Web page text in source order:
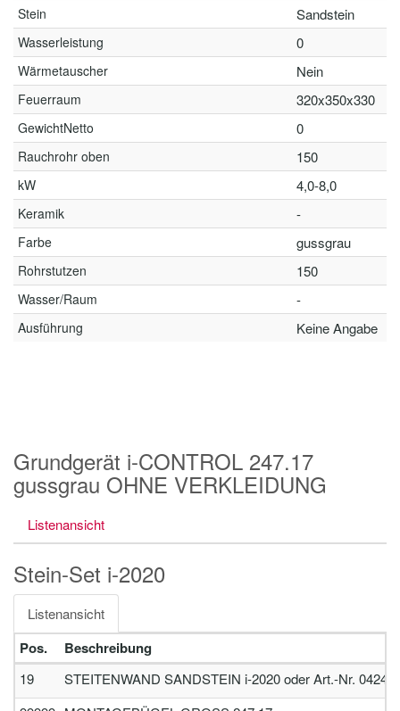
Stein Sandstein
Wasserleistung 0
Wärmetauscher Nein
Feuerraum 320x350x330
GewichtNetto 0
Rauchrohr oben 150
kW 4,0-8,0
Keramik -
Farbe gussgrau
Rohrstutzen 150
Wasser/Raum -
Ausführung Keine Angabe
Grundgerät i-CONTROL 247.17
gussgrau OHNE VERKLEIDUNG
Listenansicht
Stein-Set i-2020
Listenansicht
Pos. Beschreibung
19
STEITENWAND SANDSTEIN i-2020 oder Art.-Nr.